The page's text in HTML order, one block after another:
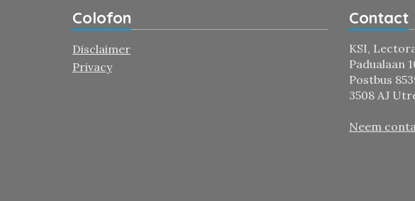
Colofon
Disclaimer
Privacy
Contact
KSI,
Padualaan
Postbus
3508 AJ
Neem